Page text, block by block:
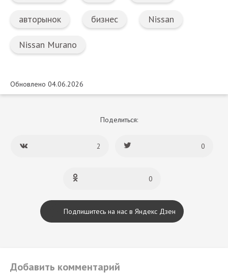
авторынок бизнес Nissan
Nissan Murano
Обновлено 04.06.2026
Поделиться:
2 0
0
Подпишитесь на нас в Яндекс Дзен
Добавить комментарий